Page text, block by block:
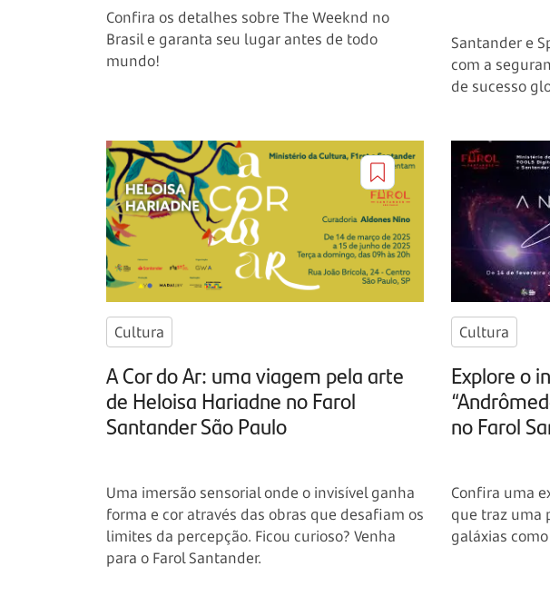
Confira os detalhes sobre The Weeknd no
Brasil e garanta seu lugar antes de todo
mundo!
Santander e
com a
de sucesso
Cultura
A Cor do Ar: uma viagem pela arte
de Heloisa Hariadne no Farol
Santander São Paulo
Uma imersão sensorial onde o invisível ganha
forma e cor através das obras que desafiam os
limites da percepção. Ficou curioso? Venha
para o Farol Santander.
Cultura
Explore o
no Farol
Confira uma
que traz uma
galáxias